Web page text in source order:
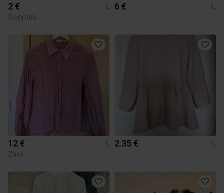
2 €
L
Seppälä
6 € L
12 €
L
Zara
2.35 € L